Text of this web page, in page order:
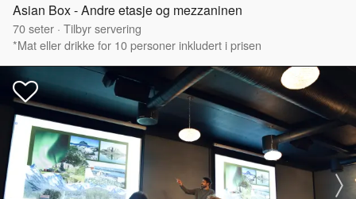
Asian Box - Andre etasje og mezzaninen
70seter · Tilbyr servering
*Mat eller drikke for 10 personer inkludert i prisen